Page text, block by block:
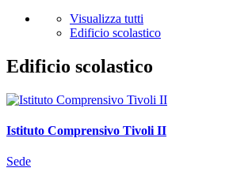
Visualizza tutti
Edificio scolastico
Edificio scolastico
Istituto Comprensivo Tivoli II
Sede